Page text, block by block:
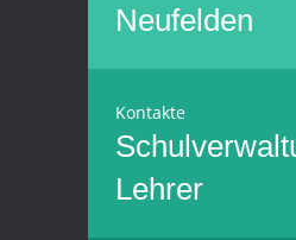
Neufelden
Kontakte
Lehrer